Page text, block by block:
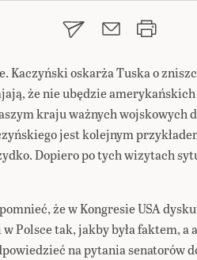
Kaczyński oskarża Tuska o
że nie ubędzie
kraju ważnych wojskowych
jest kolejnym
Dopiero po tych wizytach
że w Kongresie USA
Polsce tak, jakby była faktem, a
na pytania senatorów